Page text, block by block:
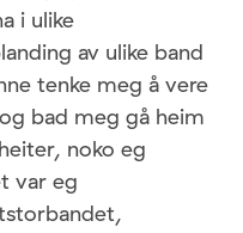
i ulike
av ulike band
tenke meg å vere
bad meg gå heim
noko eg
var eg